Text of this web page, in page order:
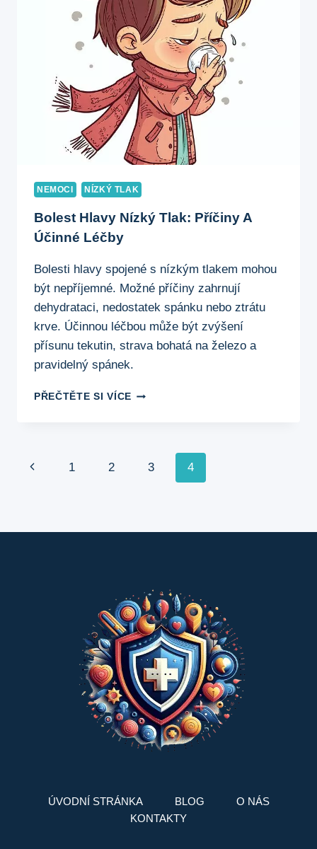
PRO
LEPŠÍ
KREVNÍ
TLAK?
NEMOCI NÍZKÝ TLAK
Bolest Hlavy Nízký Tlak: Příčiny A
Účinné Léčby
Bolesti hlavy spojené s nízkým tlakem mohou
být nepříjemné. Možné příčiny zahrnují
dehydrataci, nedostatek spánku nebo ztrátu
krve. Účinnou léčbou může být zvýšení
přísunu tekutin, strava bohatá na železo a
pravidelný spánek.
PŘEČTĚTE SI VÍCEBOLEST
Navigace
Předchozí
1 2 3 4
ÚVODNÍ STRÁNKA BLOG
O NÁS
KONTAKTY